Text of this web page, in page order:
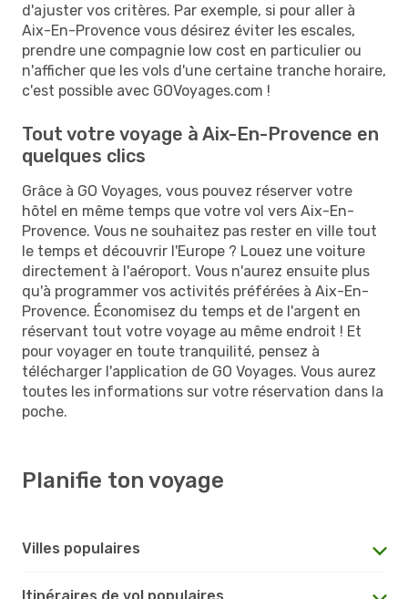
d'ajuster vos critères. Par exemple, si pour aller à
Aix-En-Provence vous désirez éviter les escales,
prendre une compagnie low cost en particulier ou
n'afficher que les vols d'une certaine tranche horaire,
c'est possible avec GOVoyages.com !
Tout votre voyage à Aix-En-Provence en
quelques clics
Grâce à GO Voyages, vous pouvez réserver votre
hôtel en même temps que votre vol vers Aix-En-
Provence. Vous ne souhaitez pas rester en ville tout
le temps et découvrir l'Europe ? Louez une voiture
directement à l'aéroport. Vous n'aurez ensuite plus
qu'à programmer vos activités préférées à Aix-En-
Provence. Économisez du temps et de l'argent en
réservant tout votre voyage au même endroit ! Et
pour voyager en toute tranquilité, pensez à
télécharger l'application de GO Voyages. Vous aurez
toutes les informations sur votre réservation dans la
poche.
Planifie ton voyage
Villes populaires